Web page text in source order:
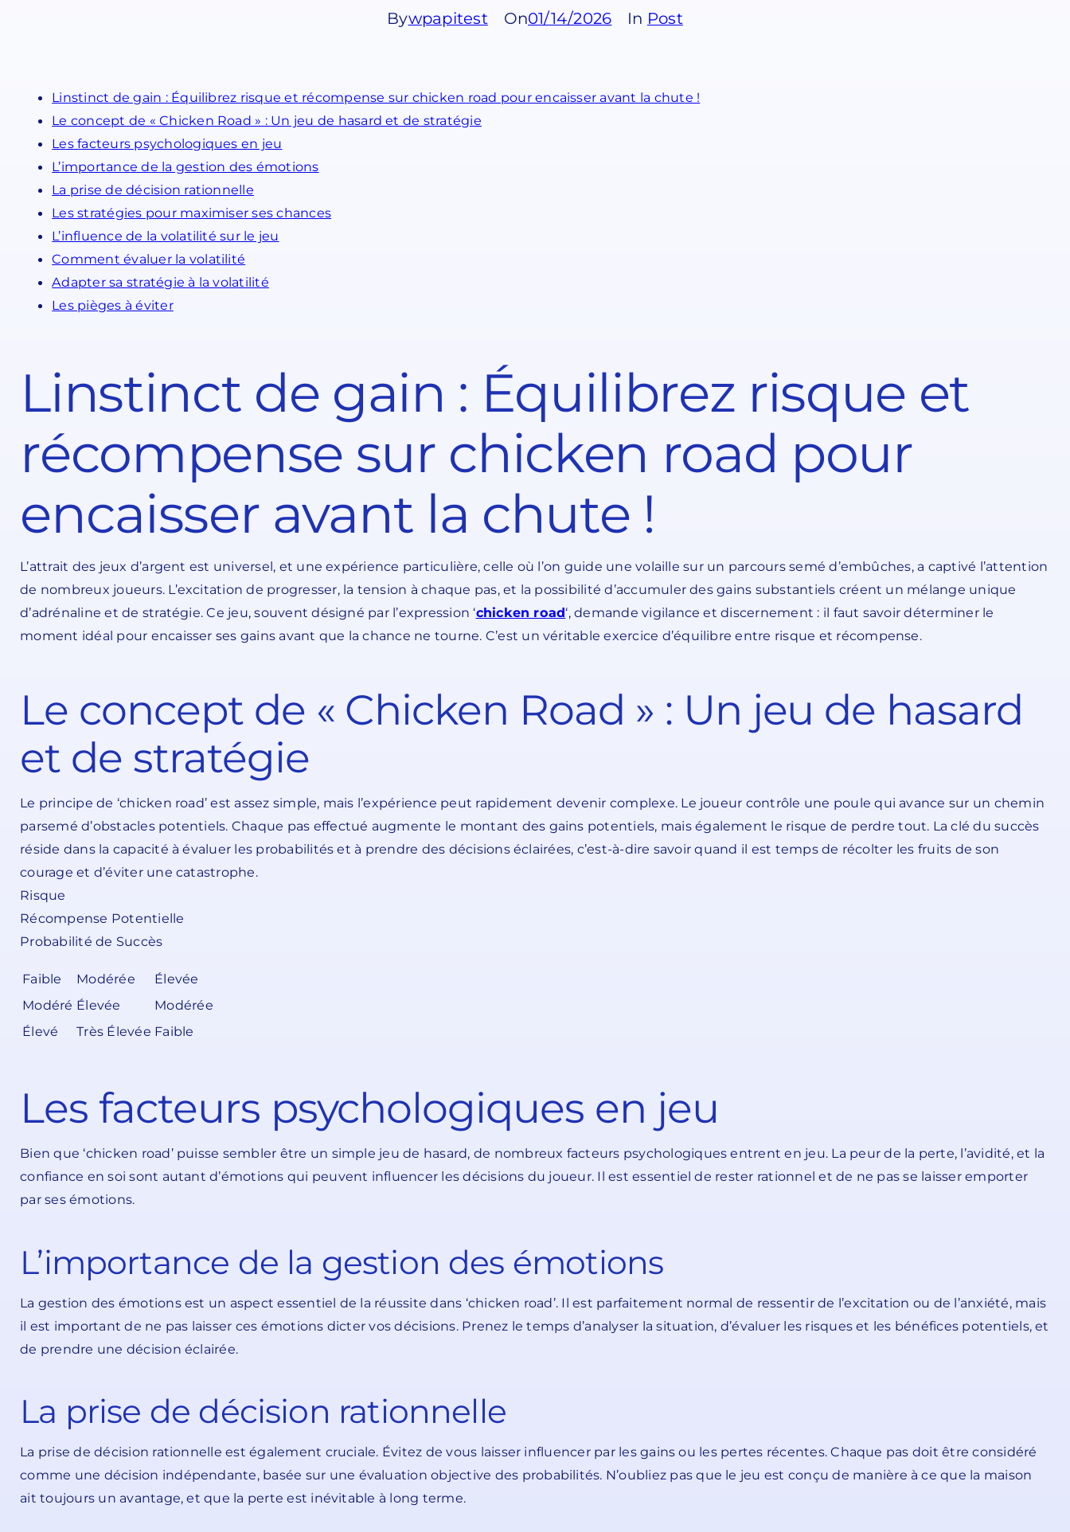
Bywpapitest On01/14/2026 In Post
Linstinct de gain : Équilibrez risque et récompense sur chicken road pour encaisser avant la chute !
Le concept de « Chicken Road » : Un jeu de hasard et de stratégie
Les facteurs psychologiques en jeu
L’importance de la gestion des émotions
La prise de décision rationnelle
Les stratégies pour maximiser ses chances
L’influence de la volatilité sur le jeu
Comment évaluer la volatilité
Adapter sa stratégie à la volatilité
Les pièges à éviter
Linstinct de gain : Équilibrez risque et
récompense sur chicken road pour
encaisser avant la chute !
L’attrait des jeux d’argent est universel, et une expérience particulière, celle où l’on guide une volaille sur un parcours semé d’embûches, a captivé l’attention
de nombreux joueurs. L’excitation de progresser, la tension à chaque pas, et la possibilité d’accumuler des gains substantiels créent un mélange unique
d’adrénaline et de stratégie. Ce jeu, souvent désigné par l’expression ‘chicken road‘, demande vigilance et discernement : il faut savoir déterminer le
moment idéal pour encaisser ses gains avant que la chance ne tourne. C’est un véritable exercice d’équilibre entre risque et récompense.
Le concept de « Chicken Road » : Un jeu de hasard
et de stratégie
Le principe de ‘chicken road’ est assez simple, mais l’expérience peut rapidement devenir complexe. Le joueur contrôle une poule qui avance sur un chemin
parsemé d’obstacles potentiels. Chaque pas effectué augmente le montant des gains potentiels, mais également le risque de perdre tout. La clé du succès
réside dans la capacité à évaluer les probabilités et à prendre des décisions éclairées, c’est-à-dire savoir quand il est temps de récolter les fruits de son
courage et d’éviter une catastrophe.
Risque
Récompense Potentielle
Probabilité de Succès
Faible Modérée
Élevée
Modéré Élevée
Modérée
Élevé
Très Élevée Faible
Les facteurs psychologiques en jeu
Bien que ‘chicken road’ puisse sembler être un simple jeu de hasard, de nombreux facteurs psychologiques entrent en jeu. La peur de la perte, l’avidité, et la
confiance en soi sont autant d’émotions qui peuvent influencer les décisions du joueur. Il est essentiel de rester rationnel et de ne pas se laisser emporter
par ses émotions.
L’importance de la gestion des émotions
La gestion des émotions est un aspect essentiel de la réussite dans ‘chicken road’. Il est parfaitement normal de ressentir de l’excitation ou de l’anxiété, mais
il est important de ne pas laisser ces émotions dicter vos décisions. Prenez le temps d’analyser la situation, d’évaluer les risques et les bénéfices potentiels, et
de prendre une décision éclairée.
La prise de décision rationnelle
La prise de décision rationnelle est également cruciale. Évitez de vous laisser influencer par les gains ou les pertes récentes. Chaque pas doit être considéré
comme une décision indépendante, basée sur une évaluation objective des probabilités. N’oubliez pas que le jeu est conçu de manière à ce que la maison
ait toujours un avantage, et que la perte est inévitable à long terme.